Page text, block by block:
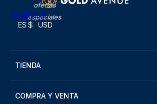
ofertas
especiales
Trustpilot
ES USD
TIENDA
COMPRA Y VENTA